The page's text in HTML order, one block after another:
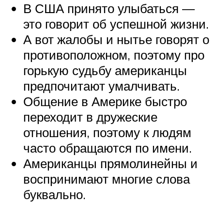
В США принято улыбаться ―
это говорит об успешной жизни.
А вот жалобы и нытье говорят о
противоположном, поэтому про
горькую судьбу американцы
предпочитают умалчивать.
Общение в Америке быстро
переходит в дружеские
отношения, поэтому к людям
часто обращаются по имени.
Американцы прямолинейны и
воспринимают многие слова
буквально.